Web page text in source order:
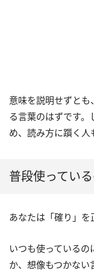
意味を説明せずと
る言葉のはずです
め、読み方に躓く人
普段使ってい
あなたは「確り」を
いつも使っている
か、想像もつかな